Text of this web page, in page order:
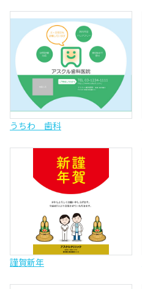
うちわ 歯科
謹賀新年